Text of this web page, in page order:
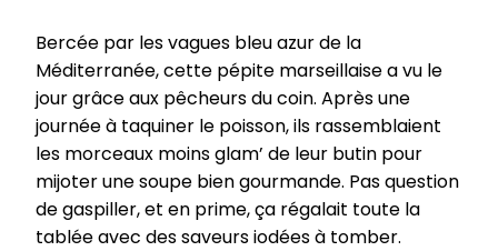
Bercée par les vagues bleu azur de la
Méditerranée, cette pépite marseillaise a vu le
jour grâce aux pêcheurs du coin. Après une
journée à taquiner le poisson, ils rassemblaient
les morceaux moins glam’ de leur butin pour
mijoter une soupe bien gourmande. Pas question
de gaspiller, et en prime, ça régalait toute la
tablée avec des saveurs iodées à tomber.